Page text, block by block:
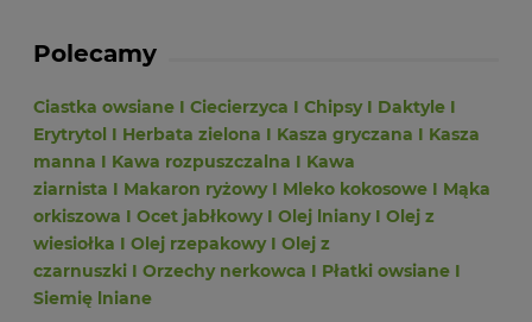
Polecamy
Ciastka owsiane I Ciecierzyca I ChipsyI Daktyle I
Erytrytol I Herbata zielona I Kasza gryczana I Kasza
manna I Kawa rozpuszczalna I Kawa
ziarnista I Makaron ryżowyI Mleko kokosowe I Mąka
orkiszowa I Ocet jabłkowyI Olej lnianyI Olej z
wiesiołka I Olej rzepakowyI Olej z
czarnuszki I Orzechy nerkowca I Płatki owsiane I
Siemię lniane